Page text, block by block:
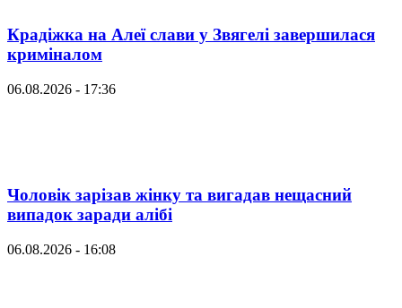
Крадіжка на Алеї слави у Звягелі завершилася
криміналом
06.08.2026 - 17:36
Чоловік зарізав жінку та вигадав нещасний
випадок заради алібі
06.08.2026 - 16:08